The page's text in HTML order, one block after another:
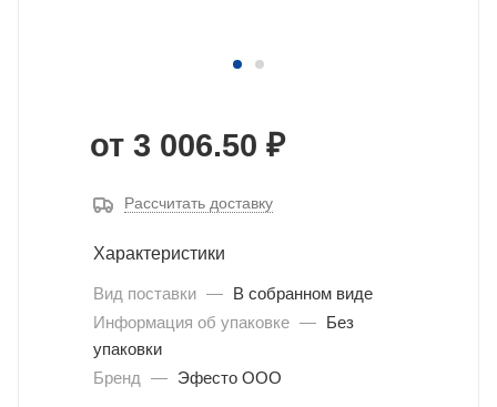
от 3 006.50 ₽
Рассчитать доставку
Характеристики
Вид поставки —
В собранном виде
Информация об упаковке —
Без
упаковки
Бренд
— Эфесто ООО